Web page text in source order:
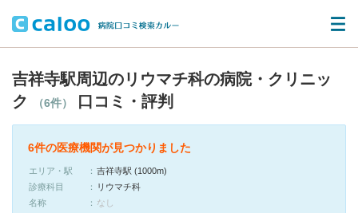
吉祥寺駅周辺のリウマチ科の病院・クリニッ
ク
（6件） 口コミ・評判
6件の医療機関が見つかりました
エリア・駅
吉祥寺駅 (1000m)
診療科目
リウマチ科
名称
なし